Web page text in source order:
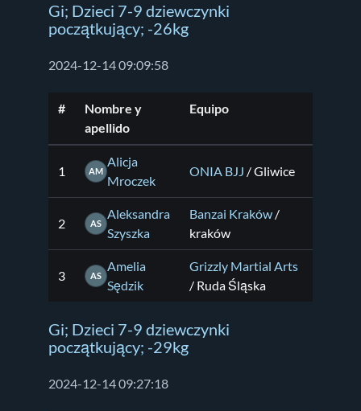
Gi; Dzieci 7-9 dziewczynki
początkujący; -26kg
2024-12-14 09:09:58
#
Nombre y
apellido
Equipo
1 AM
Alicja
Mroczek
ONIA BJJ / Gliwice
2 AS
Aleksandra
Szyszka
Banzai Kraków /
kraków
3 AS
Amelia
Sędzik
Grizzly Martial Arts
/ Ruda Śląska
Gi; Dzieci 7-9 dziewczynki
początkujący; -29kg
2024-12-14 09:27:18